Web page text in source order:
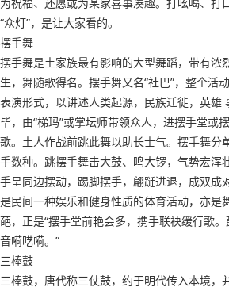
“众灯”，是让大家看的。
摆手舞
摆手舞是土家族最有影响的大型舞蹈，带有浓
生，舞随歌得名。摆手舞又名“社巴”，整个活
表演形式，以讲述人类起源，民族迁徙，英雄
毕，由“梯玛”或掌坛师带领众人，进摆手堂或
歌。土人作战前跳此舞以助长士气。摆手舞分
手数种。跳摆手舞击大鼓、鸣大锣，气势宏浑
手呈同边摆动，踢脚摆手，翩跹进退，成双成
是民间一种娱乐和健身性质的体育活动，亦是
葩，正是“摆手堂前艳会多，携手联袂缓行歌
音嗬呓嗬。”
三棒鼓
三棒鼓，唐代称三仗鼓，约于明代传入本境，